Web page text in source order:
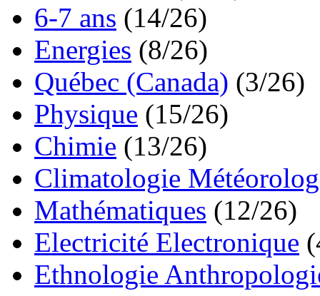
6-7 ans (14/26)
Energies (8/26)
Québec (Canada) (3/26)
Physique (15/26)
Chimie (13/26)
Climatologie
Mathématiques (12/26)
Electricité Electronique
Ethnologie